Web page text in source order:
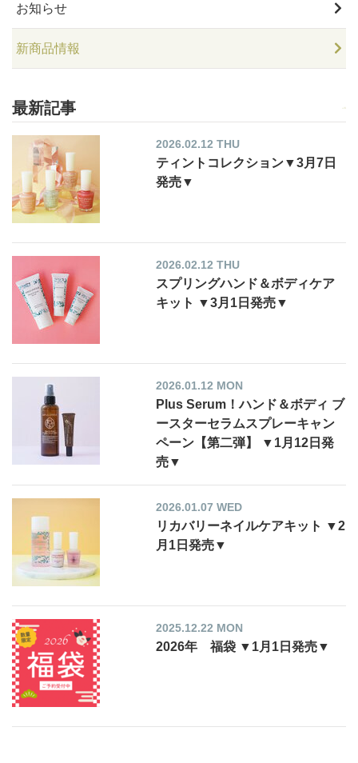
お知らせ
新商品情報
最新記事
2026.02.12 THU
ティントコレクション▼3月7日
発売▼
2026.02.12 THU
スプリングハンド＆ボディケア
キット ▼3月1日発売▼
2026.01.12 MON
Plus Serum！ハンド＆ボディ ブ
ースターセラムスプレーキャン
ペーン【第二弾】 ▼1月12日発
売▼
2026.01.07 WED
リカバリーネイルケアキット ▼2
月1日発売▼
2025.12.22 MON
2026年 福袋 ▼1月1日発売▼